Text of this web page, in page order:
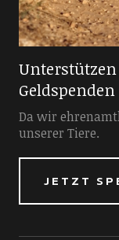
Geldspenden
Da wir
unserer Tiere.
JETZT